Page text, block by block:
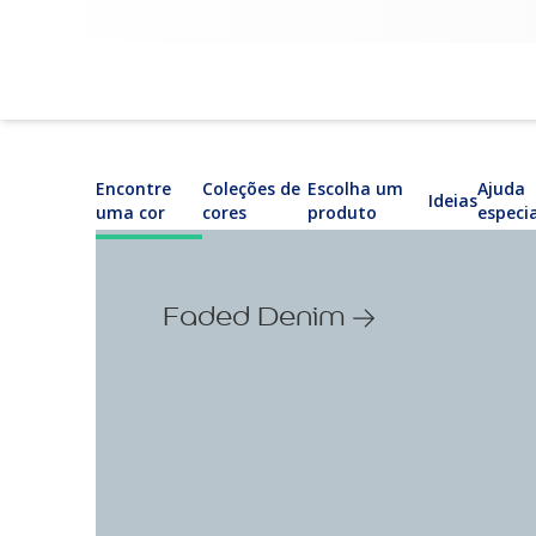
Encontre
uma cor
Coleções de
cores
Escolha um
produto
Ideias
Ajuda
Faded Denim